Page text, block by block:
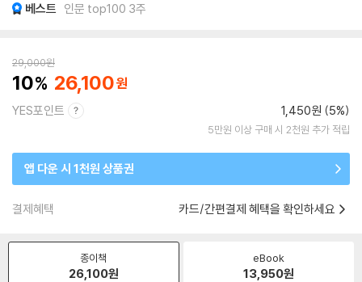
베스트 인문 top100 3주
29,000원
10 26,100
YES포인트 1,450원 (5%)
5만원 이상 구매 시 2천원 추가 적립
앱 다운 시 1천원 상품권
결제혜택 카드/간편결제 혜택을 확인하세요
종이책
26,100원
eBook
13,950원